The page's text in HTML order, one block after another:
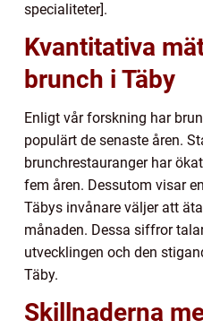
specialiteter].
Kvantitativa
brunch i Täby
Enligt vår forskning har
populärt de senaste åren.
brunchrestauranger har
fem åren. Dessutom visar
Täbys invånare väljer att
månaden. Dessa siffror
utvecklingen och den
Täby.
Skillnaderna